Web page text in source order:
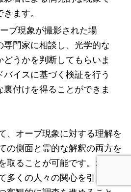
ます。
ブ現象が撮影された場
専門家に相談し、光学的な
うかを判断してもらいま
イスに基づく検証を行う
裏付けを得ることができま
、オーブ現象に対する理解を
の側面と霊的な解釈の両方を
取ることが可能です。オーブ
多くの人々の関心を引き続け